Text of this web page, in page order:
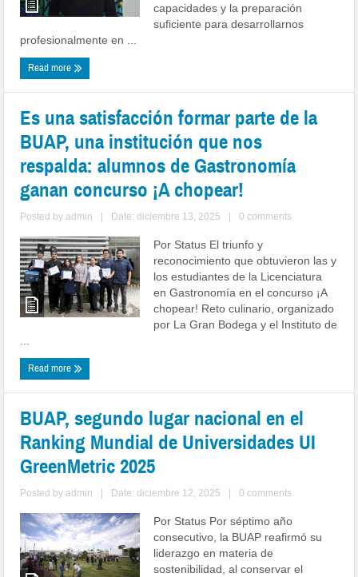
capacidades y la preparación
suficiente para desarrollarnos
profesionalmente en ...
Read more
Es una satisfacción formar parte de la
BUAP, una institución que nos
respalda: alumnos de Gastronomía
ganan concurso ¡A chopear!
Posted byadmin Date: diciembre 13, 2025 0 comments
Por Status El triunfo y
reconocimiento que obtuvieron las y
los estudiantes de la Licenciatura
en Gastronomía en el concurso ¡A
chopear! Reto culinario, organizado
por La Gran Bodega y el Instituto de
Read more
BUAP, segundo lugar nacional en el
Ranking Mundial de Universidades UI
GreenMetric 2025
Posted byadmin Date: diciembre 12, 2025 0 comments
Por Status Por séptimo año
consecutivo, la BUAP reafirmó su
liderazgo en materia de
sostenibilidad, al conservar el